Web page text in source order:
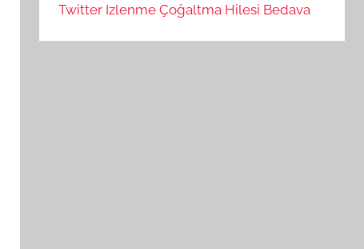
Twitter Izlenme Çoğaltma Hilesi Bedava